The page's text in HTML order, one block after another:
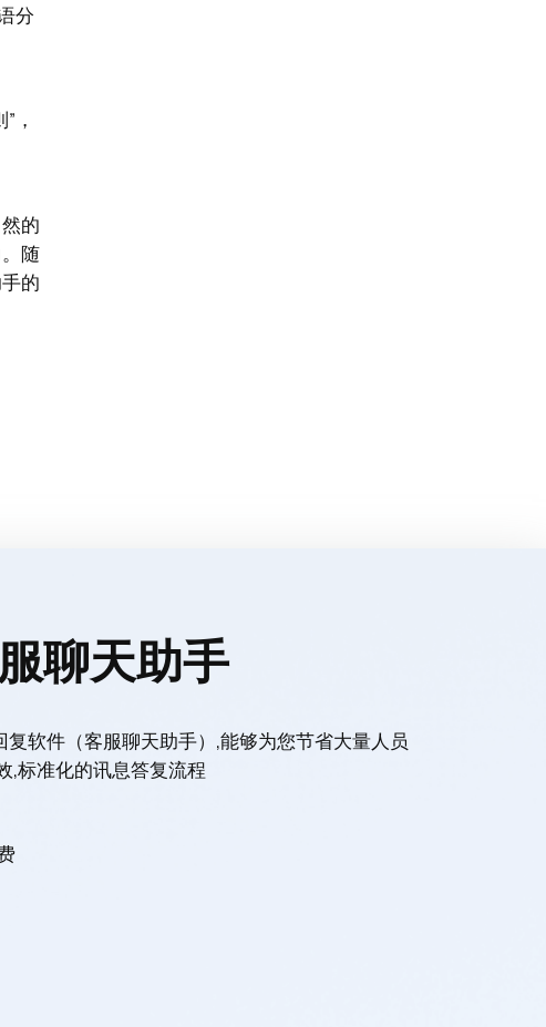
分
，
的
随
的
聊天助手
软件（客服聊天助手）,能够为您节省大量人员
,标准化的讯息答复流程